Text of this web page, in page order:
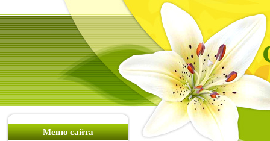
Меню сайта